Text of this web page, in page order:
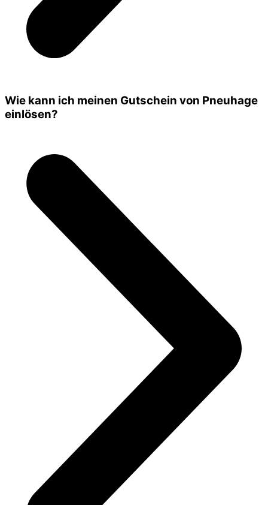
Wie kann ich meinen Gutschein von Pneuhage
einlösen?